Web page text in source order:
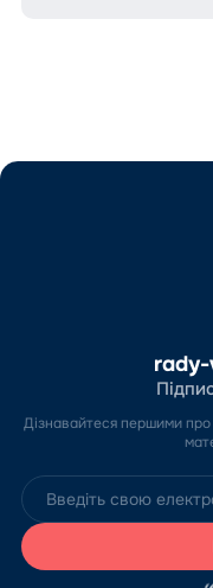
Дізнавайтеся першими про